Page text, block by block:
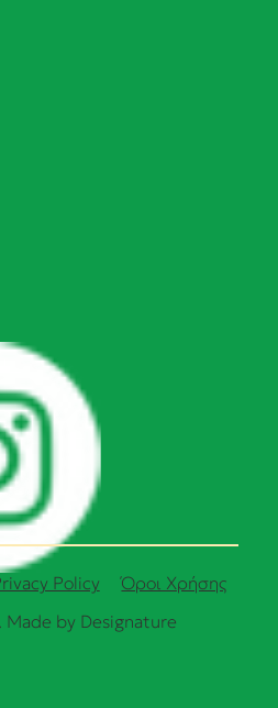
Made by Designature
Όροι Χρήσης
Policy